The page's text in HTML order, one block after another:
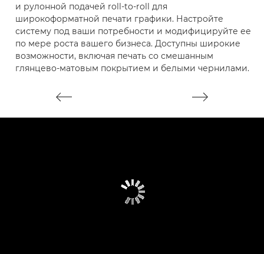
и рулонной подачей roll-to-roll для
широкоформатной печати графики. Настройте
систему под ваши потребности и модифицируйте ее
по мере роста вашего бизнеса. Доступны широкие
возможности, включая печать со смешанным
глянцево-матовым покрытием и белыми чернилами.